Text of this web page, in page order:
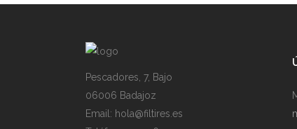
Pescadores, 7, Bajo
06006 Badajoz
Email: hola@filtires.es